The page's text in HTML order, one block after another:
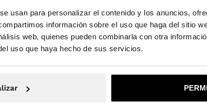
usan para personalizar el contenido y los anuncios,
información sobre el uso que haga del sitio
web, quienes pueden combinarla con otra
uso que haya hecho de sus servicios.
de España. ¿Quieres ir a la web de United
No, continuar en la web de España Sí,
Bisutería
Zapatos
Carteras
Relojes
Personalizables Accesorios